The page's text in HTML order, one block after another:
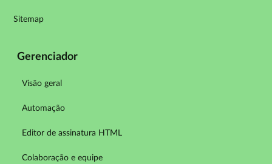
Sitemap
Gerenciador
Visão geral
Automação
Editor de assinatura HTML
Colaboração e equipe